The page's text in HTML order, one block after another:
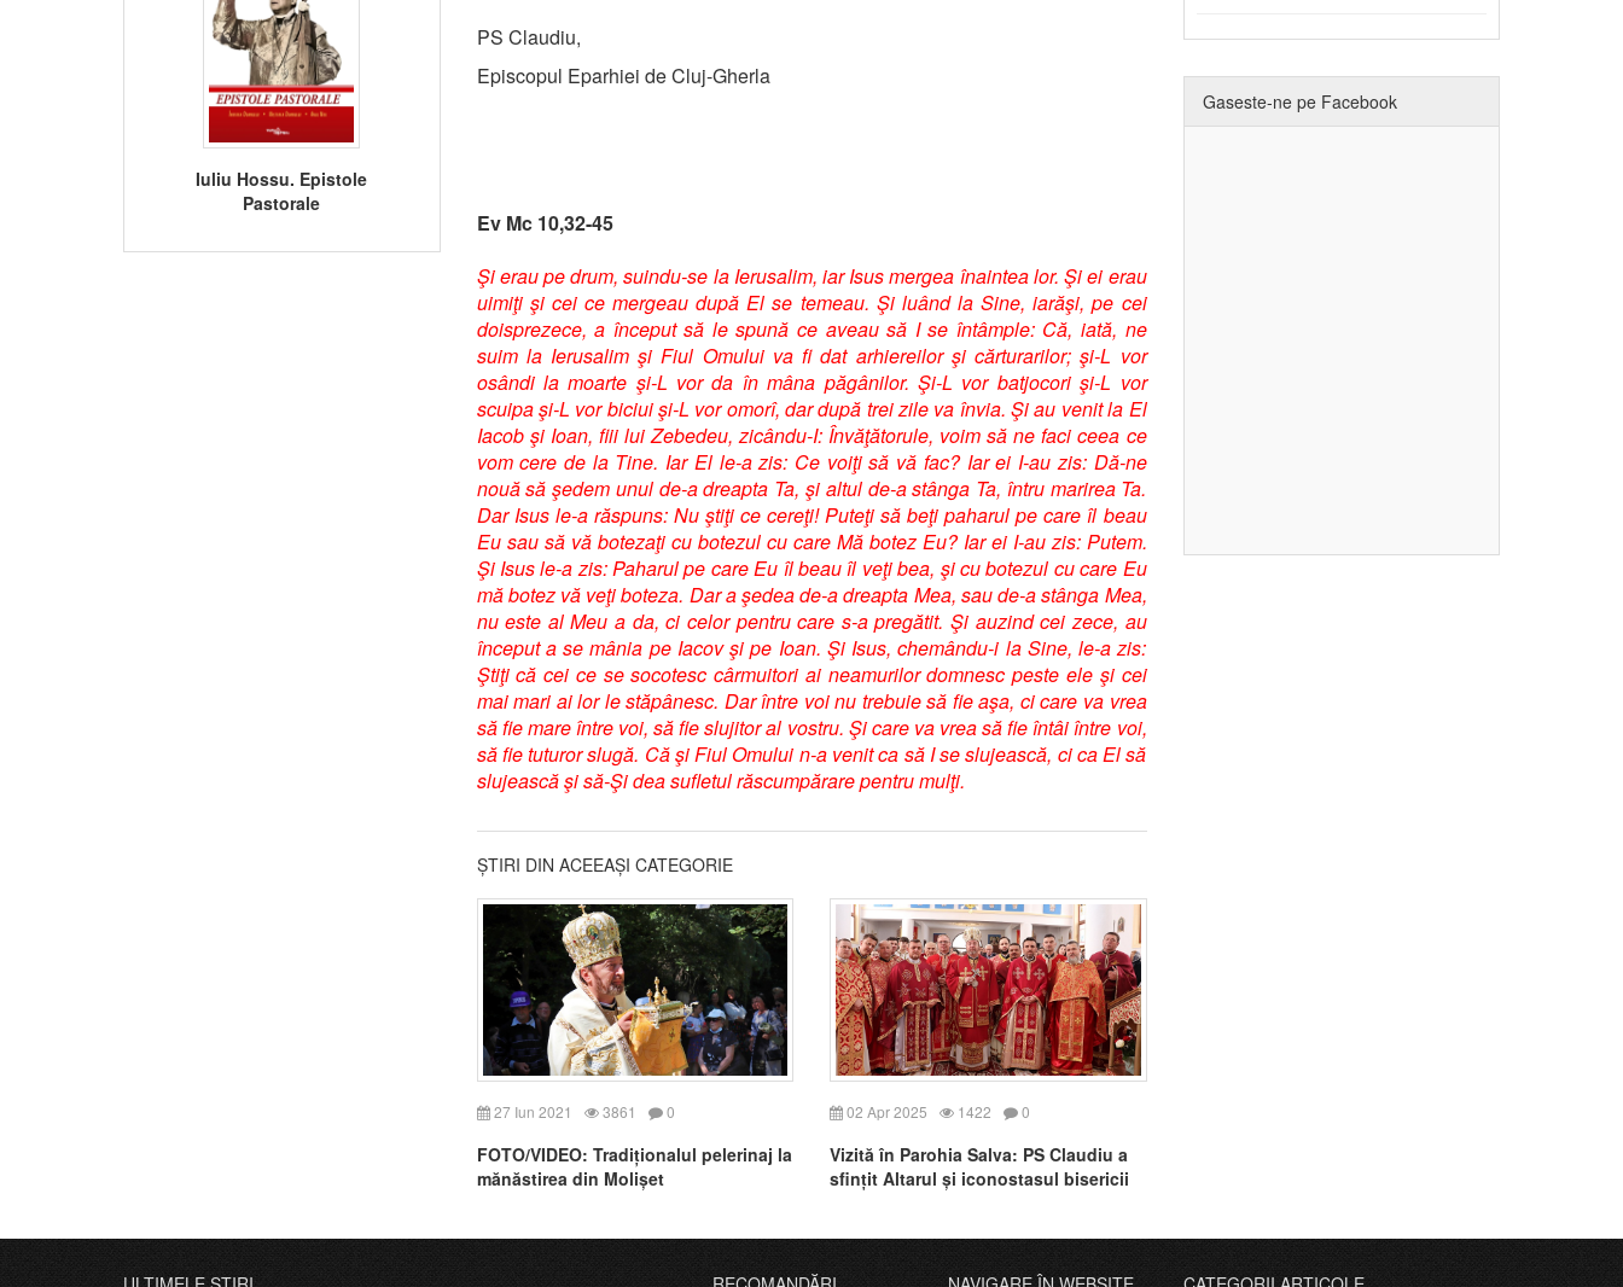
Iuliu Hossu. Epistole
Pastorale
PS Claudiu,
Episcopul Eparhiei de Cluj-Gherla
Ev Mc 10,32-45
Şi erau pe drum, suindu-se la Ierusalim, iar Isus mergea înaintea lor. Şi ei erau
uimiţi şi cei ce mergeau după El se temeau. Şi luând la Sine, iarăşi, pe cei
doisprezece, a început să le spună ce aveau să I se întâmple: Că, iată, ne
suim la Ierusalim şi Fiul Omului va fi dat arhiereilor şi cărturarilor; şi-L vor
osândi la moarte şi-L vor da în mâna păgânilor. Şi-L vor batjocori şi-L vor
scuipa şi-L vor biciui şi-L vor omorî, dar după trei zile va învia. Şi au venit la El
Iacob şi Ioan, fiii lui Zebedeu, zicându-I: Învăţătorule, voim să ne faci ceea ce
vom cere de la Tine. Iar El le-a zis: Ce voiţi să vă fac? Iar ei I-au zis: Dă-ne
nouă să şedem unul de-a dreapta Ta, şi altul de-a stânga Ta, întru marirea Ta.
Dar Isus le-a răspuns: Nu ştiţi ce cereţi! Puteţi să beţi paharul pe care îl beau
Eu sau să vă botezaţi cu botezul cu care Mă botez Eu? Iar ei I-au zis: Putem.
Şi Isus le-a zis: Paharul pe care Eu îl beau îl veţi bea, şi cu botezul cu care Eu
mă botez vă veţi boteza. Dar a şedea de-a dreapta Mea, sau de-a stânga Mea,
nu este al Meu a da, ci celor pentru care s-a pregătit. Şi auzind cei zece, au
început a se mânia pe Iacov şi pe Ioan. Şi Isus, chemându-i la Sine, le-a zis:
Ştiţi că cei ce se socotesc cârmuitori ai neamurilor domnesc peste ele şi cei
mai mari ai lor le stăpânesc. Dar între voi nu trebuie să fie aşa, ci care va vrea
să fie mare între voi, să fie slujitor al vostru. Şi care va vrea să fie întâi între voi,
să fie tuturor slugă. Că şi Fiul Omului n-a venit ca să I se slujească, ci ca El să
slujească şi să-Şi dea sufletul răscumpărare pentru mulţi.
ȘTIRI DIN ACEEAȘI CATEGORIE
27 Iun 2021 3861 0
FOTO/VIDEO: Tradiționalul pelerinaj la
mănăstirea din Molișet
02 Apr 2025 1422 0
Vizită în Parohia Salva: PS Claudiu a
sfințit Altarul și iconostasul bisericii
Gaseste-ne pe Facebook